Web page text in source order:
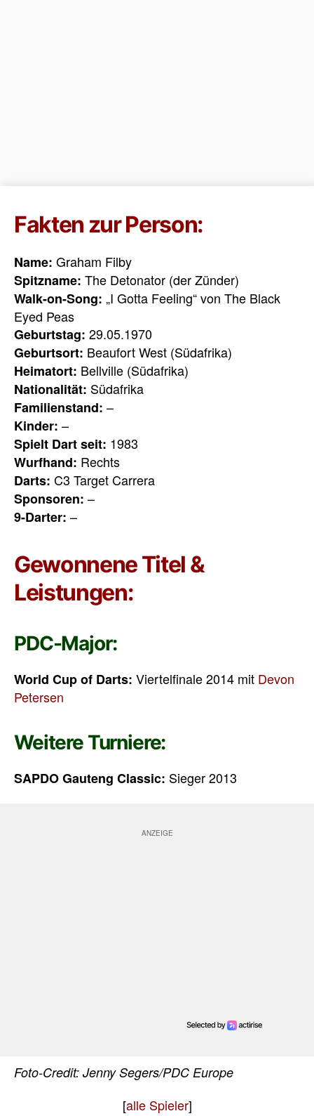
Fakten zur Person:
Name: Graham Filby
Spitzname: The Detonator (der Zünder)
Walk-on-Song: „I Gotta Feeling“ von The Black
Eyed Peas
Geburtstag: 29.05.1970
Geburtsort: Beaufort West (Südafrika)
Heimatort: Bellville (Südafrika)
Nationalität: Südafrika
Familienstand: –
Kinder: –
Spielt Dart seit: 1983
Wurfhand: Rechts
Darts: C3 Target Carrera
Sponsoren: –
9-Darter: –
Gewonnene Titel &
Leistungen:
PDC-Major:
World Cup of Darts: Viertelfinale 2014 mit Devon
Petersen
Weitere Turniere:
SAPDO Gauteng Classic: Sieger 2013
Foto-Credit: Jenny Segers/PDC Europe
[alle Spieler]